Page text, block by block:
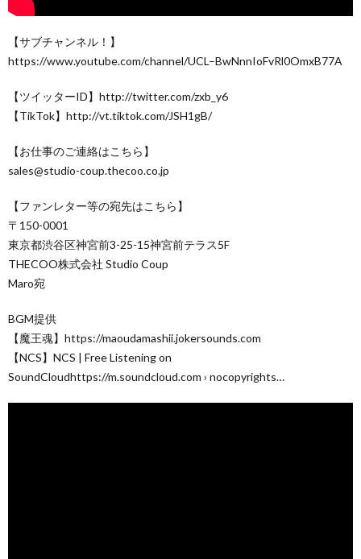
【サブチャンネル！】
https://www.youtube.com/channel/UCL–BwNnnIoFvRl0OmxB77A
【ツイッターID】http://twitter.com/zxb_y6
【TikTok】http://vt.tiktok.com/JSH1gB/
【お仕事のご連絡はこちら】
sales@studio-coup.thecoo.co.jp
【ファンレター等の宛先はこちら】
〒150-0001
東京都渋谷区神宮前3-25-15神宮前テラス5F
THECOO株式会社 Studio Coup
Maro宛
BGM提供
【魔王魂】https://maoudamashii.jokersounds.com
【NCS】NCS | Free Listening on
SoundCloudhttps://m.soundcloud.com › nocopyrights…